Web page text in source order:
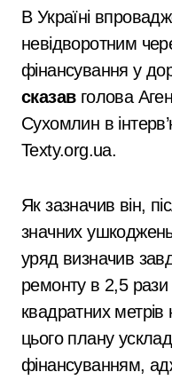
В Україні впровадження платних доріг стає
невідворотним
фінансування у
сказавголова
Сухомлин в
Texty.org.ua.
Як зазначив він,
значних
уряд визначив
ремонту в 2,5
квадратних метрів
цього плану
фінансуванням,